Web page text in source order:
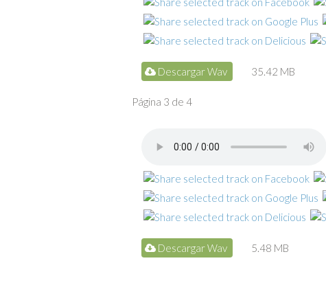
Descargar Wav 35.42 MB
Descargar Wav 5.48 MB
Página 3 de 4